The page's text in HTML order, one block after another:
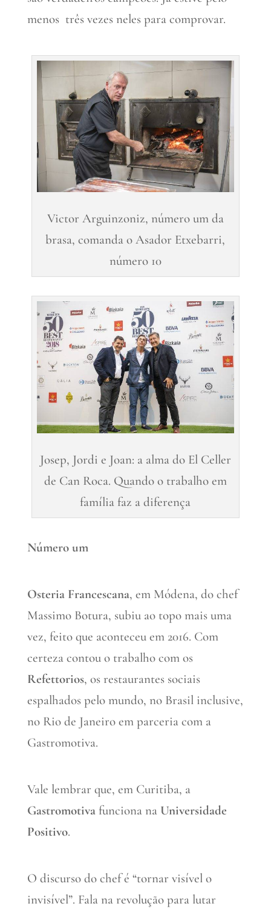
menos três vezes neles para comprovar.
Victor Arguinzoniz, número um da
brasa, comanda o Asador Etxebarri,
número 10
Josep, Jordi e Joan: a alma do El Celler
de Can Roca. Quando o trabalho em
família faz a diferença
Número um
Osteria Francescana, em Módena, do chef
Massimo Botura, subiu ao topo mais uma
vez, feito que aconteceu em 2016. Com
certeza contou o trabalho com os
Refettorios, os restaurantes sociais
espalhados pelo mundo, no Brasil inclusive,
no Rio de Janeiro em parceria com a
Gastromotiva.
Vale lembrar que, em Curitiba, a
Gastromotivafunciona na Universidade
Positivo.
O discurso do chef é “tornar visível o
invisível”. Fala na revolução para lutar